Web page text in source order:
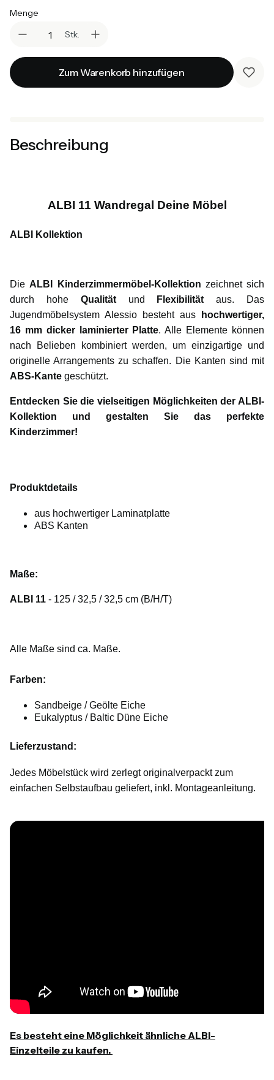
Menge
Stk.
Zum Warenkorb hinzufügen
Beschreibung
ALBI 11 Wandregal Deine Möbel
ALBI Kollektion
DieALBI Kinderzimmermöbel-Kollektion zeichnet sich
durch hohe Qualitätund Flexibilität aus. Das
Jugendmöbelsystem Alessio besteht aus
hochwertiger,
16 mm dicker laminierter Platte. Alle Elemente können
nach Belieben kombiniert werden, um einzigartige und
originelle Arrangements zu schaffen. Die Kanten sind mit
ABS-Kante geschützt.
Entdecken Sie die vielseitigen Möglichkeiten der ALBI-
Kollektion und gestalten Sie das perfekte
Kinderzimmer!
Produktdetails
aus hochwertiger Laminatplatte
ABS Kanten
Maße:
ALBI 11 - 125 / 32,5 / 32,5 cm (B/H/T)
Alle Maße sind ca. Maße.
Farben:
Sandbeige / Geölte Eiche
Eukalyptus / Baltic Düne Eiche
Lieferzustand:
Jedes Möbelstück wird zerlegt originalverpackt zum
einfachen Selbstaufbau geliefert, inkl. Montageanleitung.
Es besteht eine Möglichkeit ähnliche ALBI-
Einzelteile zu kaufen.